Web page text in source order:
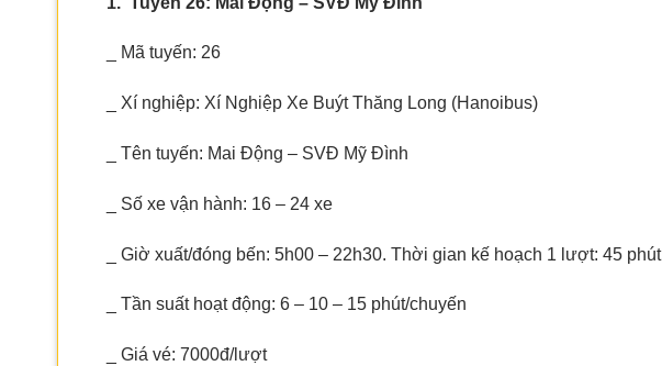
_ Mã tuyến: 26
_ Xí nghiệp: Xí Nghiệp Xe Buýt Thăng Long (Hanoibus)
_ Tên tuyến: Mai Động – SVĐ Mỹ Đình
_ Số xe vận hành: 16 – 24 xe
_ Giờ xuất/đóng bến: 5h00 – 22h30. Thời gian kế hoạch 1 lượt: 45 phút
_ Tần suất hoạt động: 6 – 10 – 15 phút/chuyến
_ Giá vé: 7000đ/lượt